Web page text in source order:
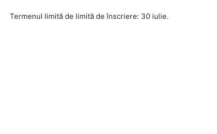
Termenul limită de limită de înscriere: 30 iulie.